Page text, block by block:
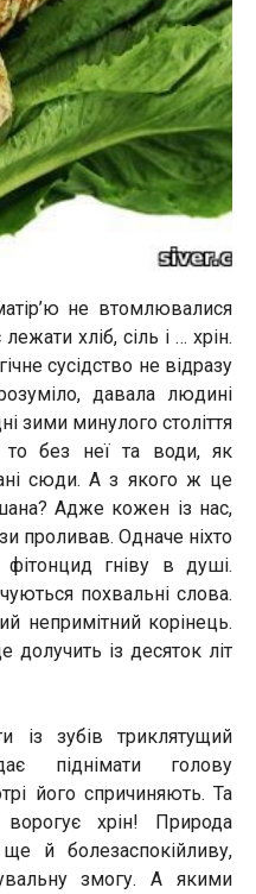
не втомлювалися
хліб, сіль і … хрін.
сусідство не відразу
давала людині
зими минулого століття
без неї та води, як
сюди. А з якого ж це
Адже кожен із нас,
проливав. Одначе ніхто
гніву в душі.
похвальні слова.
непримітний корінець.
із десяток літ
із зубів триклятущий
піднімати голову
його спричиняють. Та
хрін! Природа
й болезаспокійливу,
змогу. А якими